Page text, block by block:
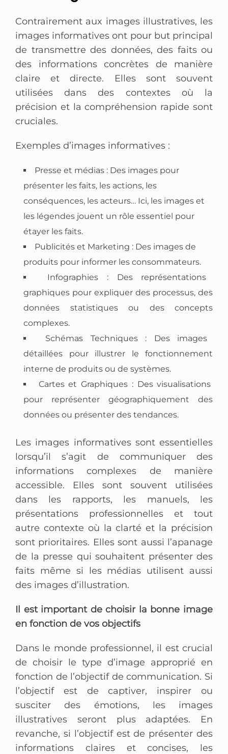
Contrairement aux images illustratives, les
images informatives ont pour but principal
de transmettre des données, des faits ou
des informations concrètes de manière
claire et directe. Elles sont souvent
utilisées dans des contextes où la
précision et la compréhension rapide sont
cruciales.
Exemples d’images informatives :
Presse et médias : Des images pour
présenter les faits, les actions, les
conséquences, les acteurs… Ici, les images et
les légendes jouent un rôle essentiel pour
étayer les faits.
Publicités et Marketing : Des images de
produits pour informer les consommateurs.
Infographies : Des représentations
graphiques pour expliquer des processus, des
données statistiques ou des concepts
complexes.
Schémas Techniques : Des images
détaillées pour illustrer le fonctionnement
interne de produits ou de systèmes.
Cartes et Graphiques : Des visualisations
pour représenter géographiquement des
données ou présenter des tendances.
Les images informatives sont essentielles
lorsqu’il s’agit de communiquer des
informations complexes de manière
accessible. Elles sont souvent utilisées
dans les rapports, les manuels, les
présentations professionnelles et tout
autre contexte où la clarté et la précision
sont prioritaires. Elles sont aussi l’apanage
de la presse qui souhaitent présenter des
faits même si les médias utilisent aussi
des images d’illustration.
Il est important de choisir la bonne image
en fonction de vos objectifs
Dans le monde professionnel, il est crucial
de choisir le type d’image approprié en
fonction de l’objectif de communication. Si
l’objectif est de captiver, inspirer ou
susciter des émotions, les images
illustratives seront plus adaptées. En
revanche, si l’objectif est de présenter des
informations claires et concises, les